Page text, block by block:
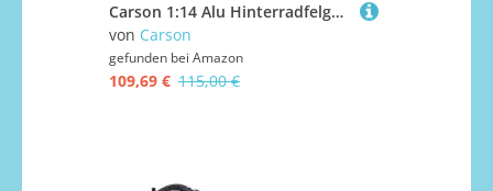
Carson 1:14 Alu Hinterradfelge rundloch (2), Ersatzteil, Modellbau, Zubehör, Tuningteile, 500907160, 49 x 21 Month
von Carson
gefunden bei Amazon
109,69 € 115,00 €